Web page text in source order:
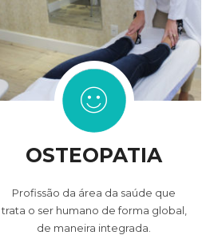
OSTEOPATIA
OSTEOPATIA
Profissão da área da saúde que
trata o ser humano de forma global,
de maneira integrada.